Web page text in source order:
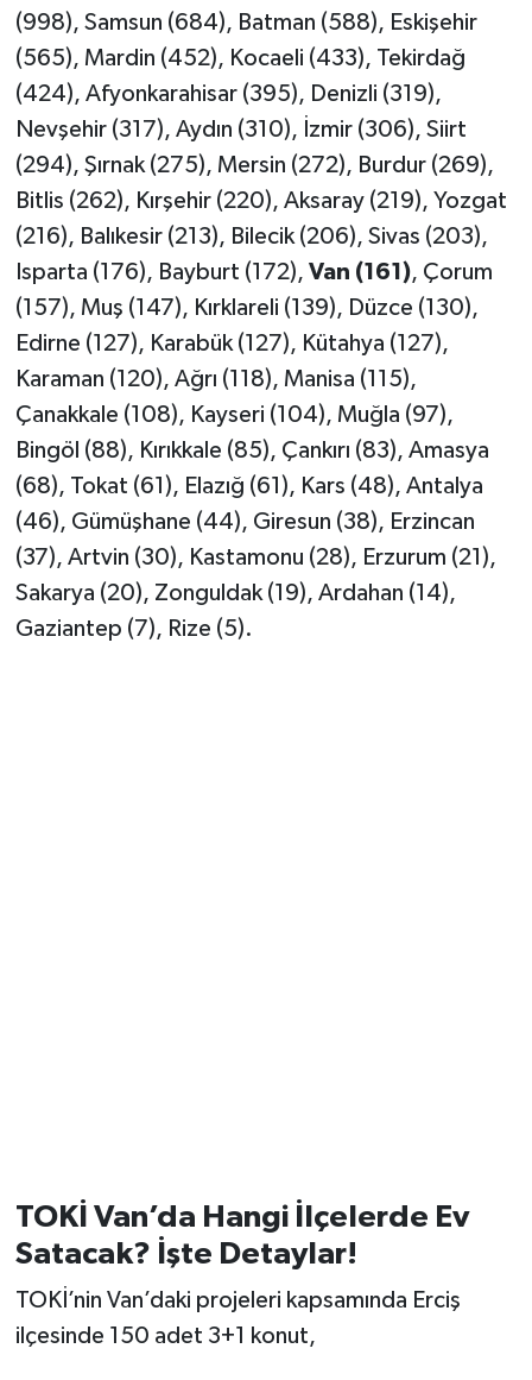
(998), Samsun (684), Batman (588), Eskişehir
(565), Mardin (452), Kocaeli (433), Tekirdağ
(424), Afyonkarahisar (395), Denizli (319),
Nevşehir (317), Aydın (310), İzmir (306), Siirt
(294), Şırnak (275), Mersin (272), Burdur (269),
Bitlis (262), Kırşehir (220), Aksaray (219), Yozgat
(216), Balıkesir (213), Bilecik (206), Sivas (203),
Isparta (176), Bayburt (172), Van (161), Çorum
(157), Muş (147), Kırklareli (139), Düzce (130),
Edirne (127), Karabük (127), Kütahya (127),
Karaman (120), Ağrı (118), Manisa (115),
Çanakkale (108), Kayseri (104), Muğla (97),
Bingöl (88), Kırıkkale (85), Çankırı (83), Amasya
(68), Tokat (61), Elazığ (61), Kars (48), Antalya
(46), Gümüşhane (44), Giresun (38), Erzincan
(37), Artvin (30), Kastamonu (28), Erzurum (21),
Sakarya (20), Zonguldak (19), Ardahan (14),
Gaziantep (7), Rize (5).
TOKİ Van’da Hangi İlçelerde Ev
Satacak? İşte Detaylar!
TOKİ’nin Van’daki projeleri kapsamında Erciş
ilçesinde 150 adet 3+1 konut,